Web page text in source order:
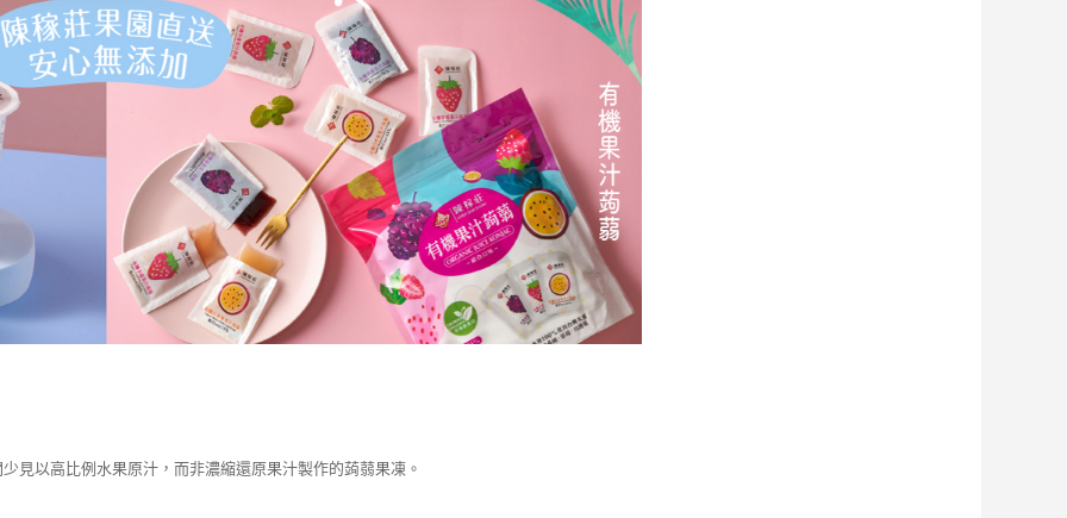
見以高比例水果原汁，而非濃縮還原果汁製作的蒟蒻果凍。